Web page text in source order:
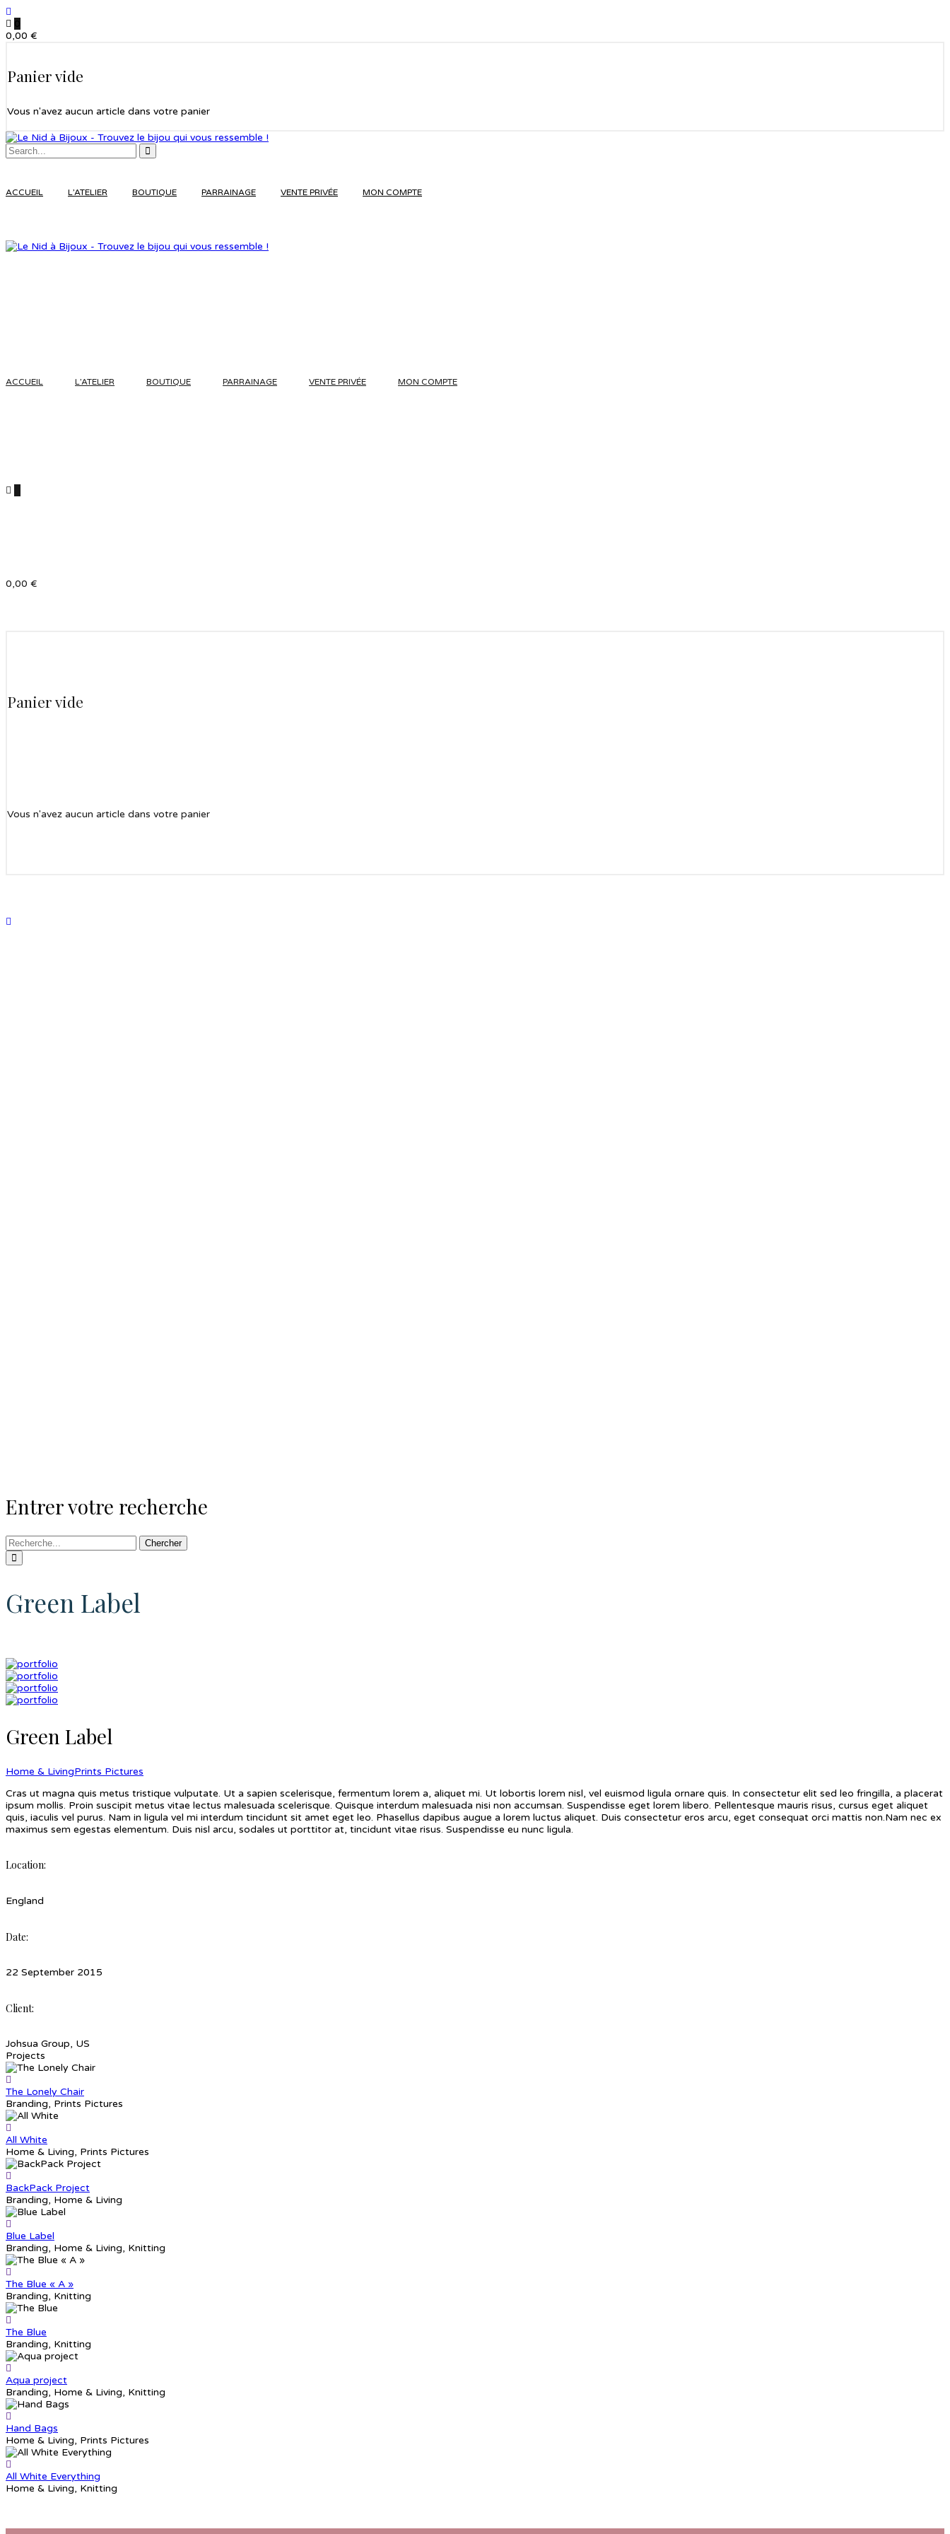
0
0,00 €
Panier vide
Vous n'avez aucun article dans votre panier
ACCUEIL L’ATELIER BOUTIQUE PARRAINAGE VENTE PRIVÉE MON COMPTE
ACCUEIL L’ATELIER BOUTIQUE PARRAINAGE VENTE PRIVÉE MON COMPTE
0,00 €
Panier vide
Vous n'avez aucun article dans votre panier
Entrer votre recherche
Chercher
Green Label
Green Label
Home & LivingPrints Pictures
Cras ut magna quis metus tristique vulputate. Ut a sapien scelerisque, fermentum lorem a, aliquet mi. Ut lobortis lorem nisl, vel euismod ligula ornare quis. In consectetur elit sed leo fringilla, a placerat
ipsum mollis. Proin suscipit metus vitae lectus malesuada scelerisque. Quisque interdum malesuada nisi non accumsan. Suspendisse eget lorem libero. Pellentesque mauris risus, cursus eget aliquet
quis, iaculis vel purus. Nam in ligula vel mi interdum tincidunt sit amet eget leo. Phasellus dapibus augue a lorem luctus aliquet. Duis consectetur eros arcu, eget consequat orci mattis non.Nam nec ex
maximus sem egestas elementum. Duis nisl arcu, sodales ut porttitor at, tincidunt vitae risus. Suspendisse eu nunc ligula.
Location:
England
Date:
22 September 2015
Client:
Johsua Group, US
Projects
The Lonely Chair
Branding, Prints Pictures
All White
Home & Living, Prints Pictures
BackPack Project
Branding, Home & Living
Blue Label
Branding, Home & Living, Knitting
The Blue « A »
Branding, Knitting
The Blue
Branding, Knitting
Aqua project
Branding, Home & Living, Knitting
Hand Bags
Home & Living, Prints Pictures
All White Everything
Home & Living, Knitting